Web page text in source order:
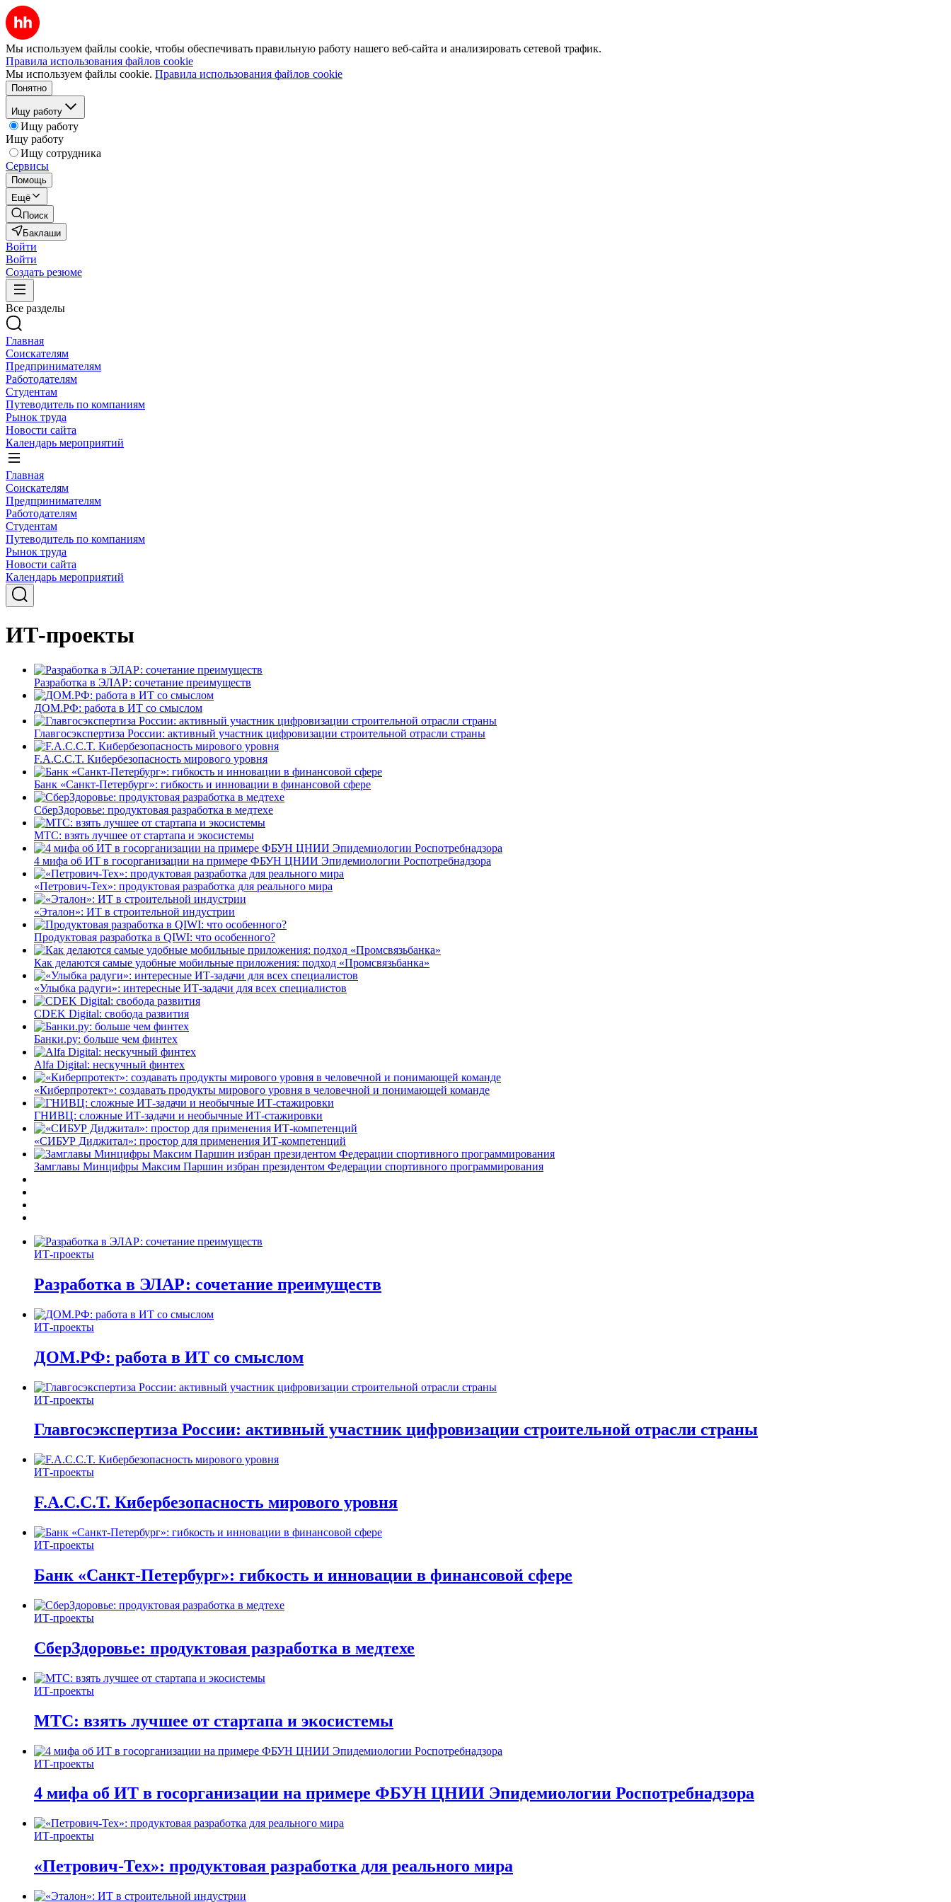
Мы используем файлы cookie, чтобы обеспечивать правильную работу нашего веб-сайта и анализировать сетевой трафик.
Правила использования файлов cookie
Мы используем файлы cookie. Правила использования файлов cookie
Понятно
Ищу работу
Ищу работу
Ищу работу
Ищу сотрудника
Сервисы
Помощь
Ещё
Поиск
Баклаши
Войти
Войти
Создать резюме
Все разделы
Главная
Соискателям
Предпринимателям
Работодателям
Студентам
Путеводитель по компаниям
Рынок труда
Новости сайта
Календарь мероприятий
Главная
Соискателям
Предпринимателям
Работодателям
Студентам
Путеводитель по компаниям
Рынок труда
Новости сайта
Календарь мероприятий
ИТ-проекты
Разработка в ЭЛАР: сочетание преимуществ
ДОМ.РФ: работа в ИТ со смыслом
Главгосэкспертиза России: активный участник цифровизации строительной отрасли страны
F.A.C.C.T. Кибербезопасность мирового уровня
Банк «Санкт-Петербург»: гибкость и инновации в финансовой сфере
СберЗдоровье: продуктовая разработка в медтехе
МТС: взять лучшее от стартапа и экосистемы
4 мифа об ИТ в госорганизации на примере ФБУН ЦНИИ Эпидемиологии Роспотребнадзора
«Петрович-Тех»: продуктовая разработка для реального мира
«Эталон»: ИТ в строительной индустрии
Продуктовая разработка в QIWI: что особенного?
Как делаются самые удобные мобильные приложения: подход «Промсвязьбанка»
«Улыбка радуги»: интересные ИТ-задачи для всех специалистов
CDEK Digital: свобода развития
Банки.ру: больше чем финтех
Alfa Digital: нескучный финтех
«Киберпротект»: создавать продукты мирового уровня в человечной и понимающей команде
ГНИВЦ: сложные ИТ‑задачи и необычные ИТ‑стажировки
«СИБУР Диджитал»: простор для применения ИТ-компетенций
Замглавы Минцифры Максим Паршин избран президентом Федерации спортивного программирования
ИТ-проекты
Разработка в ЭЛАР: сочетание преимуществ
ИТ-проекты
ДОМ.РФ: работа в ИТ со смыслом
ИТ-проекты
Главгосэкспертиза России: активный участник цифровизации строительной отрасли страны
ИТ-проекты
F.A.C.C.T. Кибербезопасность мирового уровня
ИТ-проекты
Банк «Санкт-Петербург»: гибкость и инновации в финансовой сфере
ИТ-проекты
СберЗдоровье: продуктовая разработка в медтехе
ИТ-проекты
МТС: взять лучшее от стартапа и экосистемы
ИТ-проекты
4 мифа об ИТ в госорганизации на примере ФБУН ЦНИИ Эпидемиологии Роспотребнадзора
ИТ-проекты
«Петрович-Тех»: продуктовая разработка для реального мира